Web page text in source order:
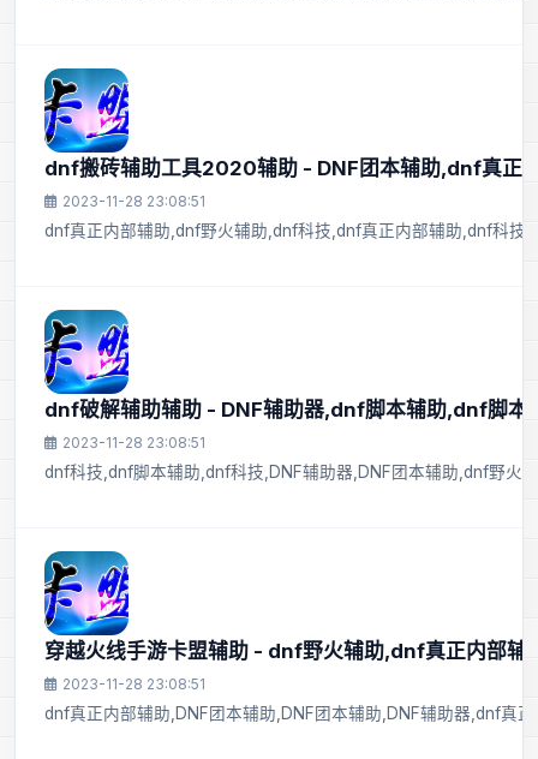
dnf搬砖辅助工具2020辅助 - DNF团本辅助,dnf真正
2023-11-28 23:08:51
dnf真正内部辅助,dnf野火辅助,dnf科技,dnf真正内部辅助,dnf科技
dnf破解辅助辅助 - DNF辅助器,dnf脚本辅助,dnf脚本
2023-11-28 23:08:51
dnf科技,dnf脚本辅助,dnf科技,DNF辅助器,DNF团本辅助,dnf野火
穿越火线手游卡盟辅助 - dnf野火辅助,dnf真正内部辅
2023-11-28 23:08:51
dnf真正内部辅助,DNF团本辅助,DNF团本辅助,DNF辅助器,dnf真